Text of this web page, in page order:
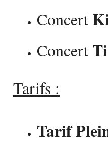
Concert
Concert
Tarifs :
Tarif